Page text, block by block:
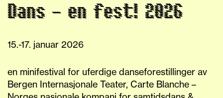
Dans – en fest! 2026
15.-17. januar 2026
en minifestival for uferdige danseforestillinger av
Bergen Internasjonale Teater, Carte Blanche –